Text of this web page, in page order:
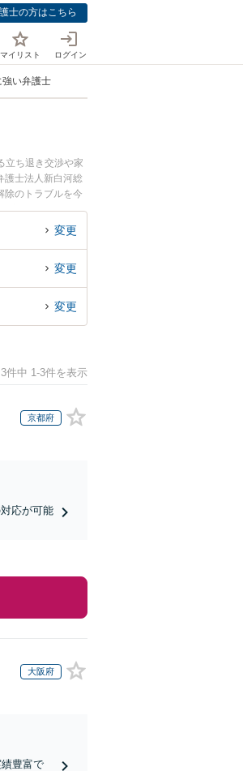
士の方はこちら
マイリスト ログイン
い弁護士
立ち退き交渉や家
護士法人新白河総
除のトラブルを今
市内の弁護士に相
変更
変更
変更
3件中 1-3件を表示
京都府
応が可能
大阪府
豊富で